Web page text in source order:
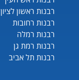
רבנות ראשון לציון
רבנות רחובות
רבנות רמלה
רבנות רמת גן
רבנות תל אביב